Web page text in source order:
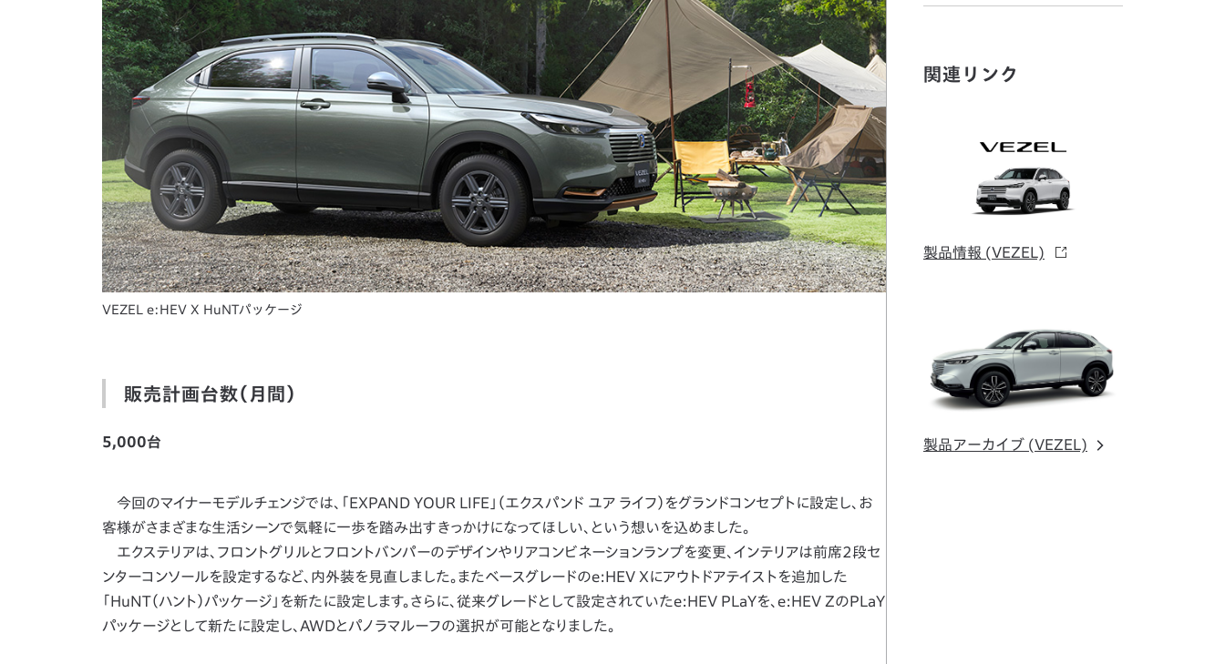
VEZEL e:HEV X HuNTパッケージ
販売計画台数（月間）
5,000台
今回のマイナーモデルチェンジでは、「EXPAND YOUR LIFE」（エクスパンド ユア ライフ）をグランドコンセプトに設定し、お
客様がさまざまな生活シーンで気軽に一歩を踏み出すきっかけになってほしい、という想いを込めました。
エクステリアは、フロントグリルとフロントバンパーのデザインやリアコンビネーションランプを変更、インテリアは前席2段セ
ンターコンソールを設定するなど、内外装を見直しました。またベースグレードのe:HEV Xにアウトドアテイストを追加した
「HuNT（ハント）パッケージ」を新たに設定します。さらに、従来グレードとして設定されていたe:HEV PLaYを、e:HEV ZのPLaY
パッケージとして新たに設定し、AWDとパノラマルーフの選択が可能となりました。
関連リンク
製品情報 (VEZEL)
製品アーカイブ (VEZEL)